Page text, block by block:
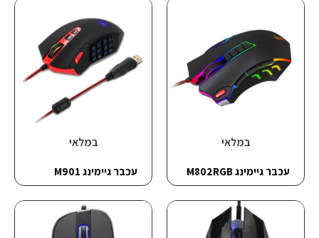
במלאי
עכבר גיימינג M802RGB
במלאי
עכבר גיימינג M901